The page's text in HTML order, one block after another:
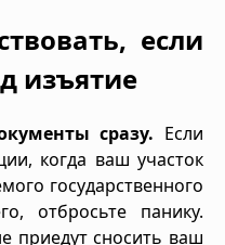
если
изъятие
сразу. Если
когда ваш участок
государственного
отбросьте панику.
приедут сносить ваш